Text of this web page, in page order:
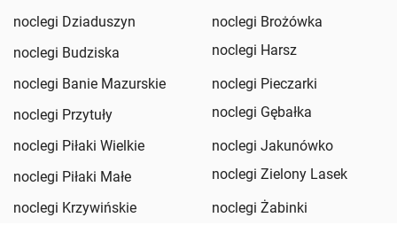
noclegi Dziaduszyn
noclegi Brożówka
noclegi Budziska
noclegi Harsz
noclegi Banie Mazurskie
noclegi Pieczarki
noclegi Przytuły
noclegi Gębałka
noclegi Piłaki Wielkie
noclegi Jakunówko
noclegi Piłaki Małe
noclegi Zielony Lasek
noclegi Krzywińskie
noclegi Żabinki